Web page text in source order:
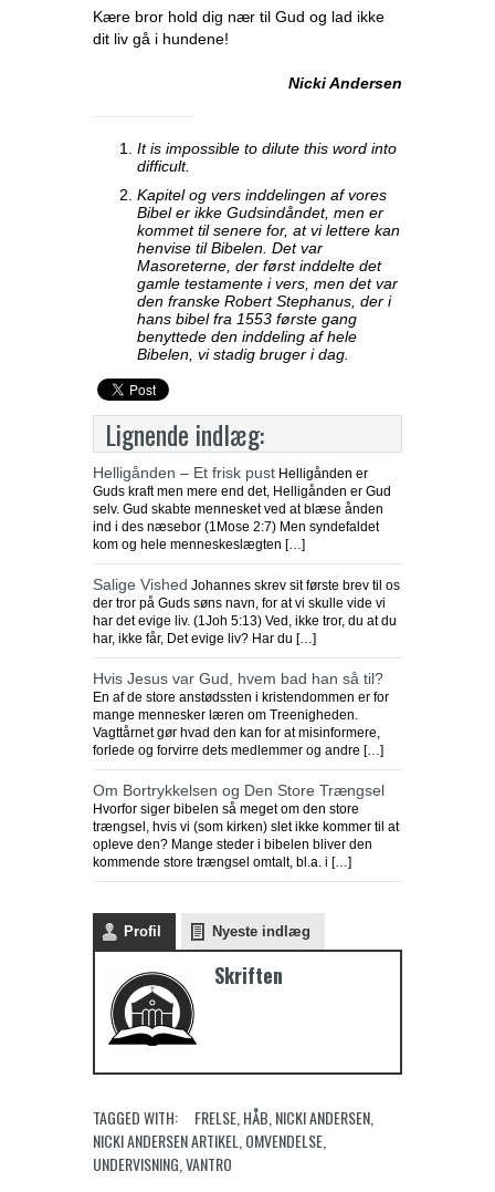
Kære bror hold dig nær til Gud og lad ikke
dit liv gå i hundene!
Nicki Andersen
It is impossible to dilute this word into
difficult.
Kapitel og vers inddelingen af vores
Bibel er ikke Gudsindåndet, men er
kommet til senere for, at vi lettere kan
henvise til Bibelen. Det var
Masoreterne, der først inddelte det
gamle testamente i vers, men det var
den franske Robert Stephanus, der i
hans bibel fra 1553 første gang
benyttede den inddeling af hele
Bibelen, vi stadig bruger i dag.
Lignende indlæg:
Helligånden – Et frisk pust Helligånden er
Guds kraft men mere end det, Helligånden er Gud
selv. Gud skabte mennesket ved at blæse ånden
ind i des næsebor (1Mose 2:7) Men syndefaldet
kom og hele menneskeslægten […]
Salige Vished Johannes skrev sit første brev til os
der tror på Guds søns navn, for at vi skulle vide vi
har det evige liv. (1Joh 5:13) Ved, ikke tror, du at du
har, ikke får, Det evige liv? Har du […]
Hvis Jesus var Gud, hvem bad han så til?
En af de store anstødssten i kristendommen er for
mange mennesker læren om Treenigheden.
Vagttårnet gør hvad den kan for at misinformere,
forlede og forvirre dets medlemmer og andre […]
Om Bortrykkelsen og Den Store Trængsel
Hvorfor siger bibelen så meget om den store
trængsel, hvis vi (som kirken) slet ikke kommer til at
opleve den? Mange steder i bibelen bliver den
kommende store trængsel omtalt, bl.a. i […]
Profil Nyeste indlæg
Skriften
TAGGED WITH: FRELSE HÅB NICKI ANDERSEN
NICKI ANDERSEN ARTIKEL OMVENDELSE
UNDERVISNING VANTRO